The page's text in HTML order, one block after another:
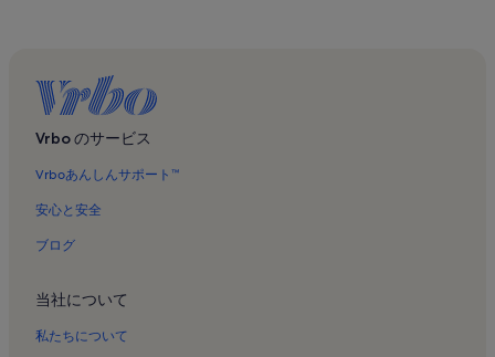
Vrbo のサービス
Vrboあんしんサポート™
安心と安全
ブログ
当社について
私たちについて